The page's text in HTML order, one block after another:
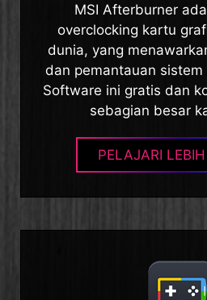
MSI Afterburner
overclocking kartu
dunia, yang
dan pemantauan
Software ini gratis dan
sebagian besar
PELAJARI